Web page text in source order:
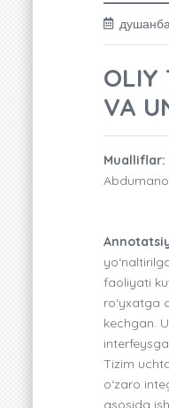
OLIY
VA
Mualliflar:
faoliyati
ro‘yxatga
kechgan.
Tizim
o‘zaro
asosida